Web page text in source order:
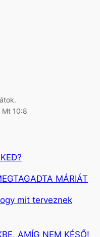
Mt 10:8
MÁRIÁT
mit terveznek
AMÍG NEM KÉSŐ!